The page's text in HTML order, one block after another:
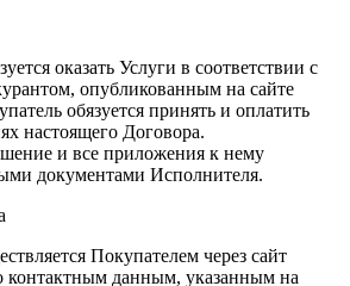
оказать Услуги в соответствии с
опубликованным на сайте
обязуется принять и оплатить
настоящего Договора.
и все приложения к нему
документами Исполнителя.
Покупателем через сайт
контактным данным, указанным на